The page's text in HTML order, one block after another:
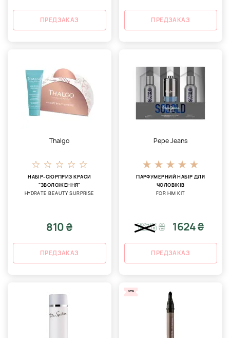
ПРЕДЗАКАЗ ПРЕДЗАКАЗ
Thalgo
НАБІР-СЮРПРИЗ КРАСИ
"ЗВОЛОЖЕННЯ"
HYDRATE BEAUTY SURPRISE
810 ₴
ПРЕДЗАКАЗ
Pepe Jeans
ПАРФУМЕРНИЙ НАБІР ДЛЯ
ЧОЛОВІКІВ
FOR HIM KIT
1876₴ 1624 ₴
ПРЕДЗАКАЗ
NEW